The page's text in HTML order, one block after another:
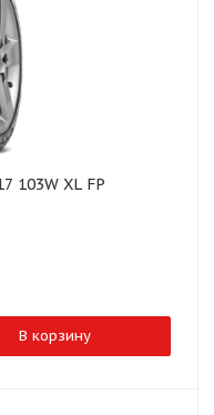
103W XL FP
В корзину